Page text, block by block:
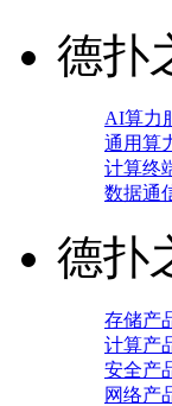
德扑
AI算力
通用算
计算终
数据通
德扑
存储产
计算产
安全产
网络产